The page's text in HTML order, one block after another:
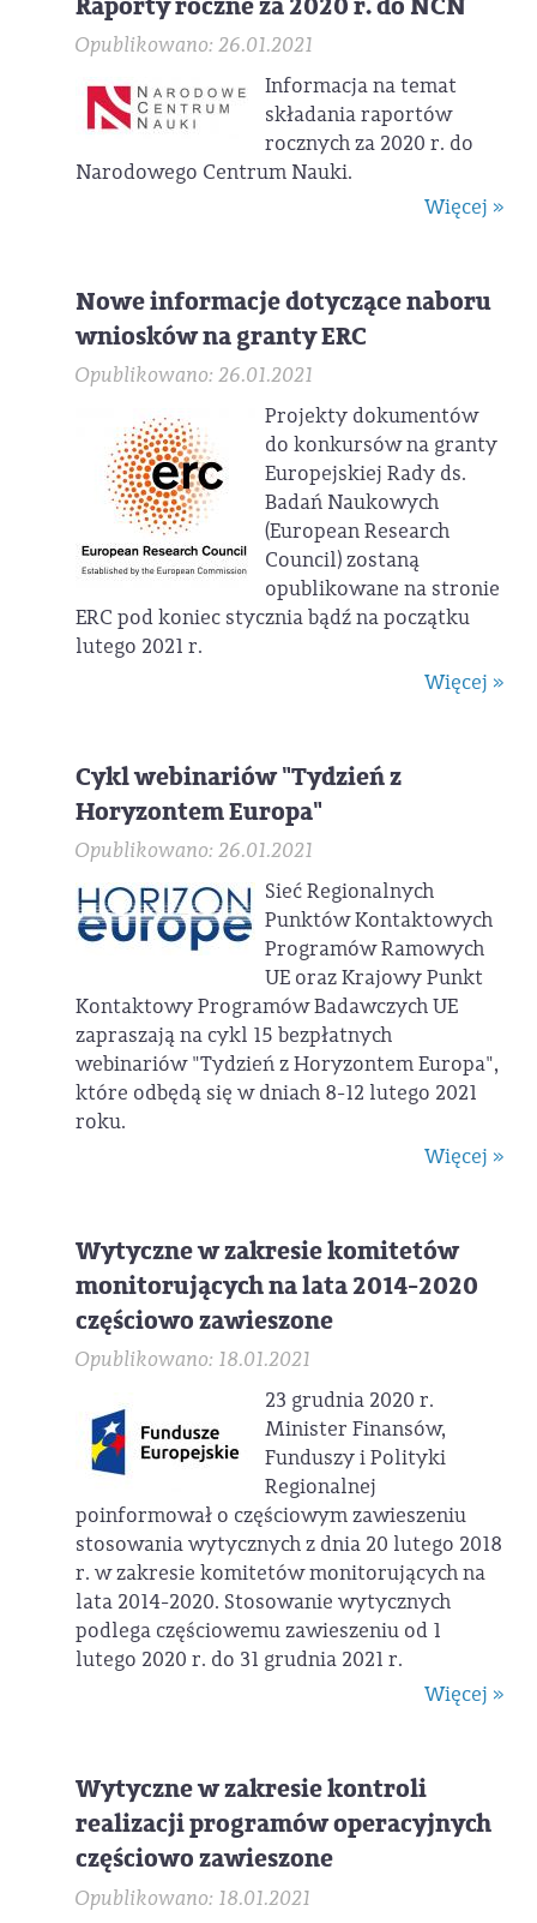
Opublikowano: 26.01.2021
Informacja na temat
składania raportów
rocznych za 2020 r. do
Narodowego Centrum Nauki.
Więcej »
Nowe informacje dotyczące naboru
wniosków na granty ERC
Opublikowano: 26.01.2021
Projekty dokumentów
do konkursów na granty
Europejskiej Rady ds.
Badań Naukowych
(European Research
Council) zostaną
opublikowane na stronie
ERC pod koniec stycznia bądź na początku
lutego 2021 r.
Więcej »
Cykl webinariów "Tydzień z
Horyzontem Europa"
Opublikowano: 26.01.2021
Sieć Regionalnych
Punktów Kontaktowych
Programów Ramowych
UE oraz Krajowy Punkt
Kontaktowy Programów Badawczych UE
zapraszają na cykl 15 bezpłatnych
webinariów "Tydzień z Horyzontem Europa",
które odbędą się w dniach 8-12 lutego 2021
roku.
Więcej »
Wytyczne w zakresie komitetów
monitorujących na lata 2014-2020
częściowo zawieszone
Opublikowano: 18.01.2021
23 grudnia 2020 r.
Minister Finansów,
Funduszy i Polityki
Regionalnej
poinformował o częściowym zawieszeniu
stosowania wytycznych z dnia 20 lutego 2018
r. w zakresie komitetów monitorujących na
lata 2014-2020. Stosowanie wytycznych
podlega częściowemu zawieszeniu od 1
lutego 2020 r. do 31 grudnia 2021 r.
Więcej »
Wytyczne w zakresie kontroli
realizacji programów operacyjnych
częściowo zawieszone
Opublikowano: 18.01.2021